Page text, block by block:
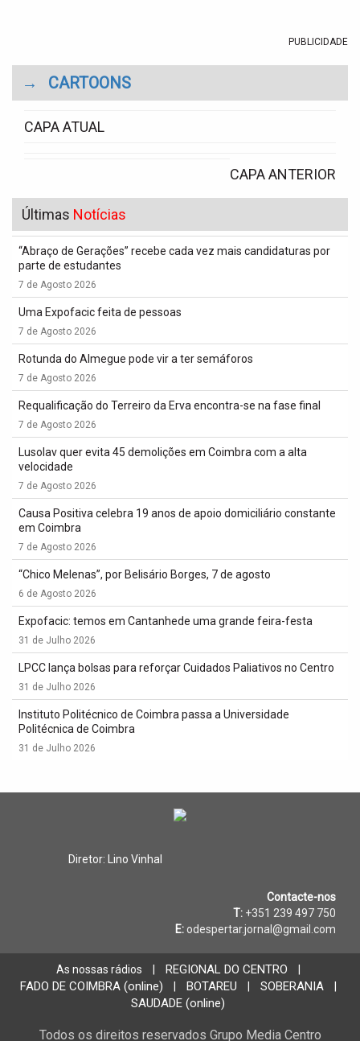
PUBLICIDADE
→ CARTOONS
CAPA ATUAL
CAPA ANTERIOR
Últimas Notícias
“Abraço de Gerações” recebe cada vez mais candidaturas por
parte de estudantes
7 de Agosto 2026
Uma Expofacic feita de pessoas
7 de Agosto 2026
Rotunda do Almegue pode vir a ter semáforos
7 de Agosto 2026
Requalificação do Terreiro da Erva encontra-se na fase final
7 de Agosto 2026
Lusolav quer evita 45 demolições em Coimbra com a alta
velocidade
7 de Agosto 2026
Causa Positiva celebra 19 anos de apoio domiciliário constante
em Coimbra
7 de Agosto 2026
“Chico Melenas”, por Belisário Borges, 7 de agosto
6 de Agosto 2026
Expofacic: temos em Cantanhede uma grande feira-festa
31 de Julho 2026
LPCC lança bolsas para reforçar Cuidados Paliativos no Centro
31 de Julho 2026
Instituto Politécnico de Coimbra passa a Universidade
Politécnica de Coimbra
31 de Julho 2026
Diretor: Lino Vinhal
Contacte-nos
T: +351 239 497 750
E: odespertar.jornal@gmail.com
As nossas rádios REGIONAL DO CENTRO
FADO DE COIMBRA (online) BOTAREU SOBERANIA
SAUDADE (online)
Todos os direitos reservados Grupo Media Centro